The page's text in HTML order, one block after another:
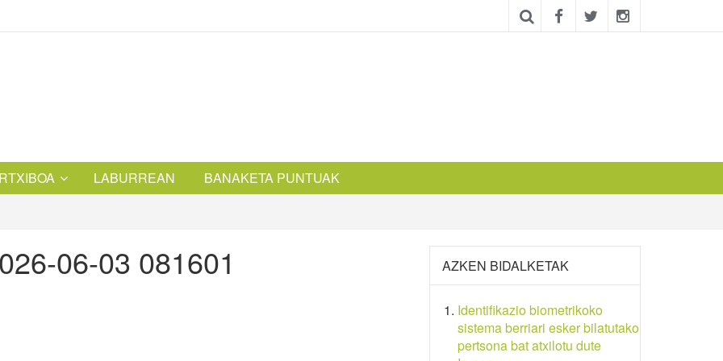
LABURREAN BANAKETA PUNTUAK
06-03 081601 AZKEN BIDALKETAK
Identifikazio biometrikoko
sistema berriari esker bilatutako
pertsona bat atxilotu dute